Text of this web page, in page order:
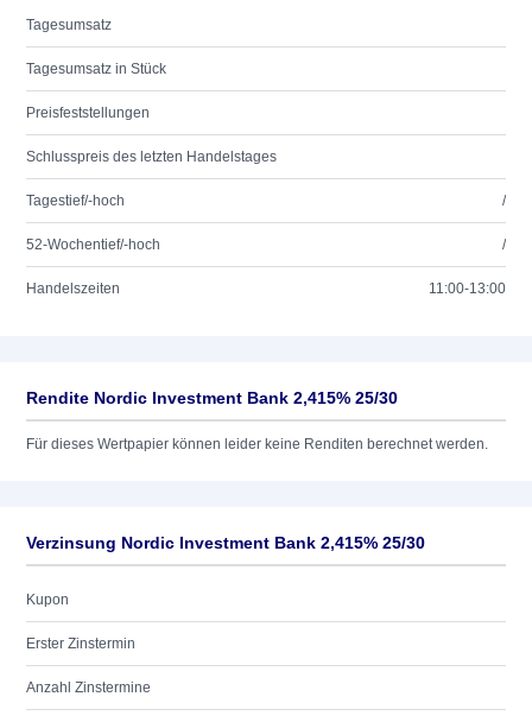
Tagesumsatz
Tagesumsatz in Stück
Preisfeststellungen
Schlusspreis des letzten Handelstages
Tagestief/-hoch /
52-Wochentief/-hoch /
Handelszeiten 11:00-13:00
Rendite Nordic Investment Bank 2,415% 25/30
Für dieses Wertpapier können leider keine Renditen berechnet werden.
Verzinsung Nordic Investment Bank 2,415% 25/30
Kupon
Erster Zinstermin
Anzahl Zinstermine